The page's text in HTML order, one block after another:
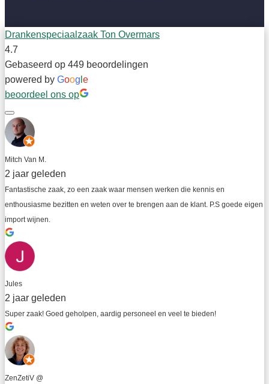
Drankenspeciaalzaak Ton Overmars
4.7
Gebaseerd op 449 beoordelingen
powered by Goog e
beoordeel ons op
Mitch Van M.
2 jaar geleden
Fantastische zaak, zo een zaak waar mensen werken die kennis en
enthousiasme bezitten en weten over te brengen aan de klant. P.S goede eigen
import wijnen.
Jules
2 jaar geleden
Super zaak! Goed geholpen, aardig personeel en veel te bieden!
ZenZetiV @